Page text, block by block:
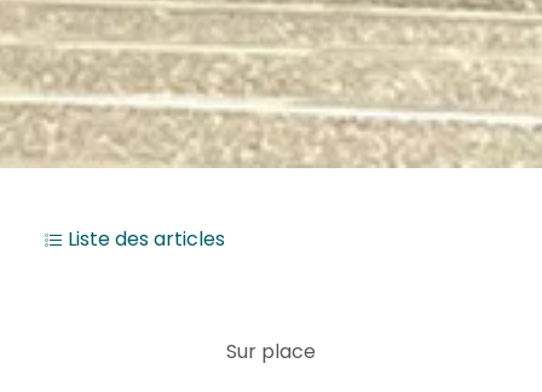
Liste des articles
Sur place